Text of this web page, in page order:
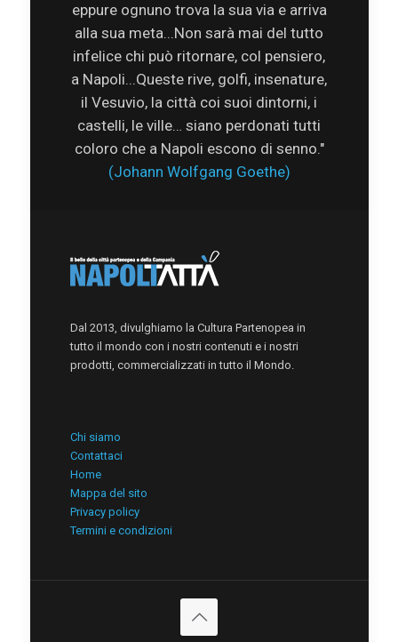
eppure ognuno trova la sua via e arriva
alla sua meta...Non sarà mai del tutto
infelice chi può ritornare, col pensiero,
a Napoli...Queste rive, golfi, insenature,
il Vesuvio, la città coi suoi dintorni, i
castelli, le ville… siano perdonati tutti
coloro che a Napoli escono di senno."
(Johann Wolfgang Goethe)
Dal 2013, divulghiamo la Cultura Partenopea in
tutto il mondo con i nostri contenuti e i nostri
prodotti, commercializzati in tutto il Mondo.
Chi siamo
Contattaci
Home
Mappa del sito
Privacy policy
Termini e condizioni